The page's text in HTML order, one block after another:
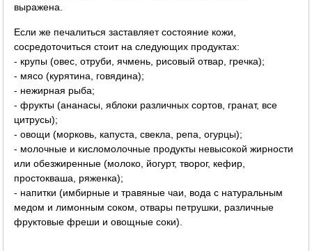
выражена.
Если же печалиться заставляет состояние кожи,
сосредоточиться стоит на следующих продуктах:
- крупы (овес, отруби, ячмень, рисовый отвар, гречка);
- мясо (курятина, говядина);
- нежирная рыба;
- фрукты (ананасы, яблоки различных сортов, гранат, все
цитрусы);
- овощи (морковь, капуста, свекла, репа, огурцы);
- молочные и кисломолочные продукты невысокой жирности
или обезжиренные (молоко, йогурт, творог, кефир,
простокваша, ряженка);
- напитки (имбирные и травяные чаи, вода с натуральным
медом и лимонным соком, отвары петрушки, различные
фруктовые фреши и овощные соки).